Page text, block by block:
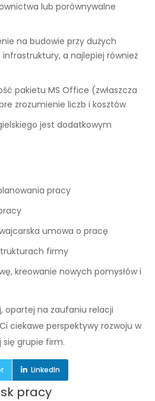
lub porównywalne
na budowie przy dużych
a najlepiej również
pakietu MS Office (zwłaszcza
zrozumienie liczb i kosztów
jest dodatkowym
pracy
umowa o pracę
firmy
kreowanie nowych pomysłów i
opartej na zaufaniu relacji
ciekawe perspektywy rozwoju w
grupie firm.
LinkedIn
pracy